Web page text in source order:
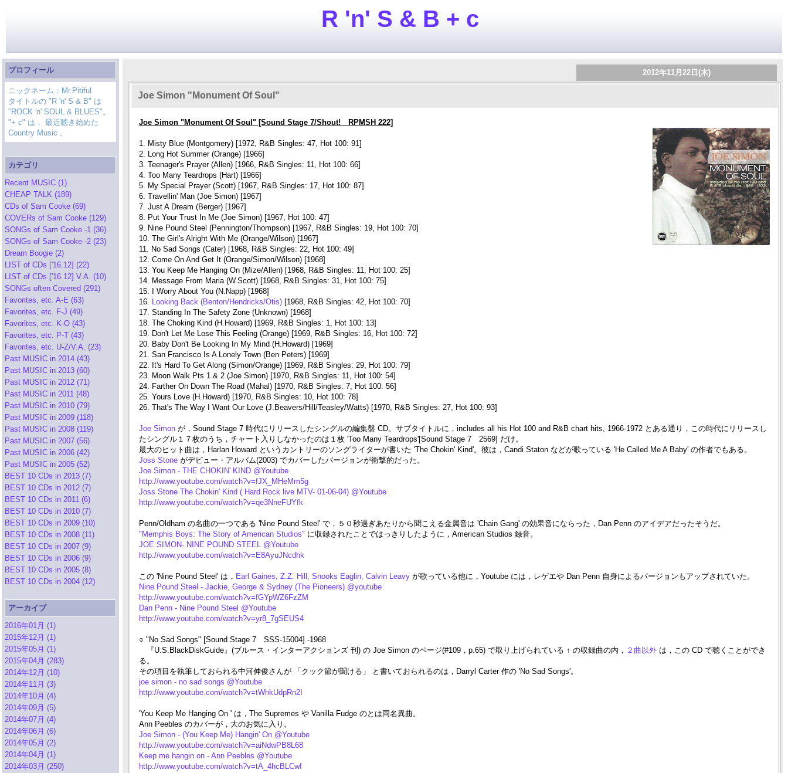
R 'n' S & B + c
プロフィール
ニックネーム：Mr.Pitiful
タイトルの "R 'n' S & B" は
"ROCK 'n' SOUL & BLUES"。
"+ c" は， 最近聴き始めた
Country Music 。
カテゴリ
Recent MUSIC (1)
CHEAP TALK (189)
CDs of Sam Cooke (69)
COVERs of Sam Cooke (129)
SONGs of Sam Cooke -1 (36)
SONGs of Sam Cooke -2 (23)
Dream Boogie (2)
LIST of CDs ['16.12] (22)
LIST of CDs ['16.12] V.A. (10)
SONGs often Covered (291)
Favorites, etc. A-E (63)
Favorites, etc. F-J (49)
Favorites, etc. K-O (43)
Favorites, etc. P-T (43)
Favorites, etc. U-Z/V.A. (23)
Past MUSIC in 2014 (43)
Past MUSIC in 2013 (60)
Past MUSIC in 2012 (71)
Past MUSIC in 2011 (48)
Past MUSIC in 2010 (79)
Past MUSIC in 2009 (118)
Past MUSIC in 2008 (119)
Past MUSIC in 2007 (56)
Past MUSIC in 2006 (42)
Past MUSIC in 2005 (52)
BEST 10 CDs in 2013 (7)
BEST 10 CDs in 2012 (7)
BEST 10 CDs in 2011 (6)
BEST 10 CDs in 2010 (7)
BEST 10 CDs in 2009 (10)
BEST 10 CDs in 2008 (11)
BEST 10 CDs in 2007 (9)
BEST 10 CDs in 2006 (9)
BEST 10 CDs in 2005 (8)
BEST 10 CDs in 2004 (12)
アーカイブ
2016年01月 (1)
2015年12月 (1)
2015年05月 (1)
2015年04月 (283)
2014年12月 (10)
2014年11月 (3)
2014年10月 (4)
2014年09月 (5)
2014年07月 (4)
2014年06月 (6)
2014年05月 (2)
2014年04月 (1)
2014年03月 (250)
2012年11月22日(木)
Joe Simon "Monument Of Soul"
Joe Simon "Monument Of Soul" [Sound Stage 7/Shout! RPMSH 222]
1. Misty Blue (Montgomery) [1972, R&B Singles: 47, Hot 100: 91]
2. Long Hot Summer (Orange) [1966]
3. Teenager's Prayer (Allen) [1966, R&B Singles: 11, Hot 100: 66]
4. Too Many Teardrops (Hart) [1966]
5. My Special Prayer (Scott) [1967, R&B Singles: 17, Hot 100: 87]
6. Travellin' Man (Joe Simon) [1967]
7. Just A Dream (Berger) [1967]
8. Put Your Trust In Me (Joe Simon) [1967, Hot 100: 47]
9. Nine Pound Steel (Pennington/Thompson) [1967, R&B Singles: 19, Hot 100: 70]
10. The Girl's Alright With Me (Orange/Wilson) [1967]
11. No Sad Songs (Cater) [1968, R&B Singles: 22, Hot 100: 49]
12. Come On And Get It (Orange/Simon/Wilson) [1968]
13. You Keep Me Hanging On (Mize/Allen) [1968, R&B Singles: 11, Hot 100: 25]
14. Message From Maria (W.Scott) [1968, R&B Singles: 31, Hot 100: 75]
15. I Worry About You (N.Napp) [1968]
16. Looking Back (Benton/Hendricks/Otis) [1968, R&B Singles: 42, Hot 100: 70]
17. Standing In The Safety Zone (Unknown) [1968]
18. The Choking Kind (H.Howard) [1969, R&B Singles: 1, Hot 100: 13]
19. Don't Let Me Lose This Feeling (Orange) [1969, R&B Singles: 16, Hot 100: 72]
20. Baby Don't Be Looking In My Mind (H.Howard) [1969]
21. San Francisco Is A Lonely Town (Ben Peters) [1969]
22. It's Hard To Get Along (Simon/Orange) [1969, R&B Singles: 29, Hot 100: 79]
23. Moon Walk Pts 1 & 2 (Joe Simon) [1970, R&B Singles: 11, Hot 100: 54]
24. Farther On Down The Road (Mahal) [1970, R&B Singles: 7, Hot 100: 56]
25. Yours Love (H.Howard) [1970, R&B Singles: 10, Hot 100: 78]
26. That's The Way I Want Our Love (J.Beavers/Hill/Teasley/Watts) [1970, R&B Singles: 27, Hot 100: 93]
Joe Simon が，Sound Stage 7 時代にリリースしたシングルの編集盤 CD。サブタイトルに，includes all his Hot 100 and R&B chart hits, 1966-1972 とある通り，この時代にリリースし
たシングル１７枚のうち，チャート入りしなかったのは１枚 'Too Many Teardrops'[Sound Stage 7 2569] だけ。
最大のヒット曲は，Harlan Howard というカントリーのソングライターが書いた 'The Chokin' Kind'。彼は，Candi Staton などが歌っている 'He Called Me A Baby' の作者でもある。
Joss Stone がデビュー・アルバム(2003) でカバーしたバージョンが衝撃的だった。
Joe Simon - THE CHOKIN' KIND @Youtube
http://www.youtube.com/watch?v=fJX_MHeMm5g
Joss Stone The Chokin' Kind ( Hard Rock live MTV- 01-06-04) @Youtube
http://www.youtube.com/watch?v=qe3NneFUYfk
Penn/Oldham の名曲の一つである 'Nine Pound Steel' で，５０秒過ぎあたりから聞こえる金属音は 'Chain Gang' の効果音にならった，Dan Penn のアイデアだったそうだ。
"Memphis Boys: The Story of American Studios" に収録されたことではっきりしたように，American Studios 録音。
JOE SIMON- NINE POUND STEEL @Youtube
http://www.youtube.com/watch?v=E8AyuJNcdhk
この 'Nine Pound Steel' は， Earl Gaines, Z.Z. Hill, Snooks Eaglin, Calvin Leavy が歌っている他に，Youtube には，レゲエや Dan Penn 自身によるバージョンもアップされていた。
Nine Pound Steel - Jackie, George & Sydney (The Pioneers) @youtube
http://www.youtube.com/watch?v=fGYpWZ6FzZM
Dan Penn - Nine Pound Steel @Youtube
http://www.youtube.com/watch?v=yr8_7gSEUS4
○ "No Sad Songs" [Sound Stage 7 SSS-15004] -1968
『U.S.BlackDiskGuide』(ブルース・インターアクションズ 刊) の Joe Simon のページ(#109，p.65) で取り上げられている ↑ の収録曲の内， ２曲以外 は，この CD で聴くことができ
る。
その項目を執筆しておられる中河伸俊さんが 「クック節が聞ける」 と書いておられるのは，Darryl Carter 作の 'No Sad Songs'。
joe simon - no sad songs @Youtube
http://www.youtube.com/watch?v=tWhkUdpRn2I
'You Keep Me Hanging On ' は，The Supremes や Vanilla Fudge のとは同名異曲。
Ann Peebles のカバーが，大のお気に入り。
Joe Simon - (You Keep Me) Hangin' On @Youtube
http://www.youtube.com/watch?v=aiNdwPB8L68
Keep me hangin on - Ann Peebles @Youtube
http://www.youtube.com/watch?v=tA_4hcBLCwI